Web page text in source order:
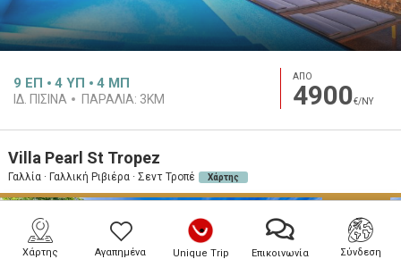
Χάρτης Αγαπημένα Unique Trip Επικοινωνία Σύνδεση
9 ΕΠ 4 ΥΠ 4 ΜΠ
ΙΔ. ΠΙΣΊΝΑ ΠΑΡΑΛΊΑ: 3KM
ΑΠΟ
4900€/ΝΥ
Villa Pearl St Tropez
Γαλλία · Γαλλική Ριβιέρα · Σεντ Τροπέ Χάρτης